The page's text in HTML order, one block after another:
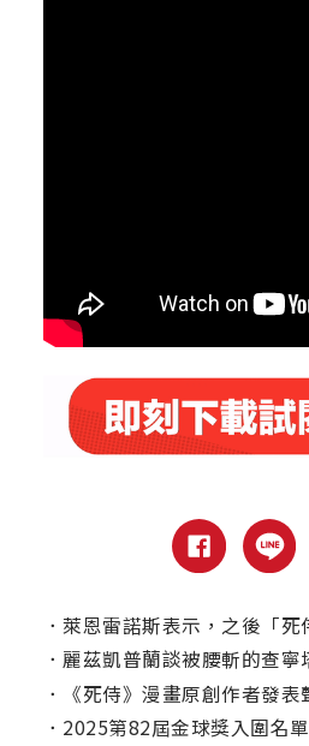
． 萊恩雷諾斯表示，之後「死侍」
． 麗茲凱普蘭談被腰斬的查寧
．
《死侍》漫畫原創作者發表聲
． 2025第82屆金球獎入圍名